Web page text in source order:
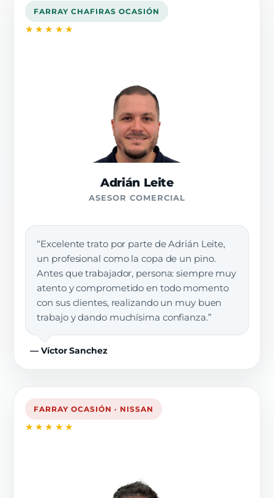
FARRAY CHAFIRAS OCASIÓN
★★★★★
Adrián Leite
ASESOR COMERCIAL
“Excelente trato por parte de Adrián Leite,
un profesional como la copa de un pino.
Antes que trabajador, persona: siempre muy
atento y comprometido en todo momento
con sus clientes, realizando un muy buen
trabajo y dando muchísima confianza.”
— Víctor Sanchez
FARRAY OCASIÓN · NISSAN
★★★★★